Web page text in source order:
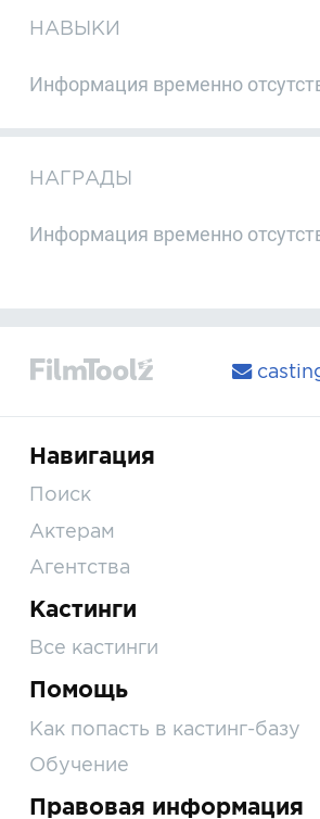
НАВЫКИ
Информация временно
НАГРАДЫ
Информация временно
Навигация
Поиск
Актерам
Агентства
Кастинги
Все кастинги
Помощь
Как попасть в кастинг-базу
Обучение
Правовая информация